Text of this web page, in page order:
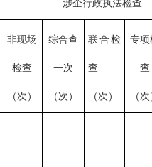
涉企行政执法检查
非现场
检查
（次）
综合查
一次
（次）
联合检
查
（次）
专项
查
（